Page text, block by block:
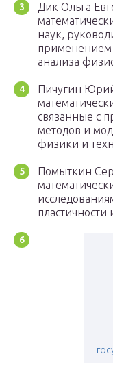
Дик Ольга
наук,
применением
анализа
Пичугин
связанные с
методов и
физики и
Помыткин